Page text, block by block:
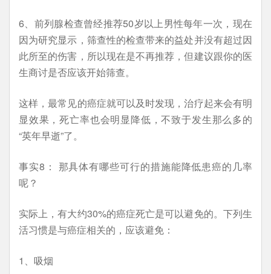
6、前列腺检查曾经推荐50岁以上男性每年一次，现在
因为研究显示，筛查性的检查带来的益处并没有超过因
此所至的伤害，所以现在是不再推荐，但建议跟你的医
生商讨是否应该开始筛查。
这样，最常见的癌症就可以及时发现，治疗起来会有明
显效果，死亡率也会明显降低，不致于发生那么多的
“英年早逝”了。
事实8： 那具体有哪些可行的措施能降低患癌的几率
呢？
实际上，有大约30%的癌症死亡是可以避免的。下列生
活习惯是与癌症相关的，应该避免：
1、吸烟